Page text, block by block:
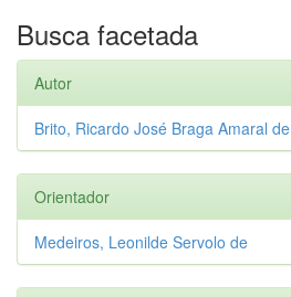
Busca facetada
Autor
Brito, Ricardo José Braga Amaral de
Orientador
Medeiros, Leonilde Servolo de